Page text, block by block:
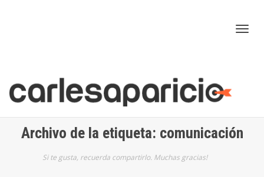
Archivo de la etiqueta: comunicación
Si te gusta, recuerda compartirlo. Muchas gracias!